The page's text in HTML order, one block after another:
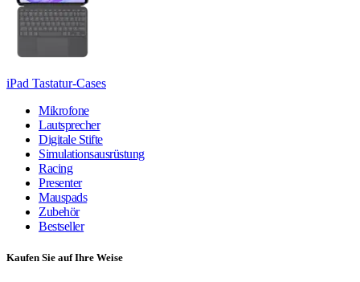
iPad Tastatur-Cases
Mikrofone
Lautsprecher
Digitale Stifte
Simulationsausrüstung
Racing
Presenter
Mauspads
Zubehör
Bestseller
Kaufen Sie auf Ihre Weise